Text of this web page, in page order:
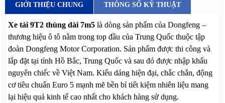
GIỚI THIỆU CHUNG THÔNG SỐ KỸ THUẬT
Xe tải 9T2 thùng dài 7m5 là dòng sản phẩm của Dongfeng –
thương hiệu ô tô nằm trong top đầu của Trung Quốc thuộc tập
đoàn Dongfeng Motor Corporation. Sản phẩm được thi công và
lắp đặt tại tỉnh Hồ Bắc, Trung Quốc và sau đó được nhập khẩu
nguyên chiếc về Việt Nam. Kiểu dáng hiện đại, chắc chắn, động
cơ tiêu chuẩn Euro 5 mạnh mẽ bền bỉ tiết kiệm nhiên liệu mang
lại hiệu quả kinh tế cao nhất cho khách hàng sử dụng.